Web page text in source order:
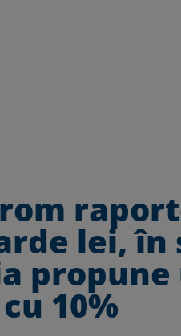
lei, în
10%